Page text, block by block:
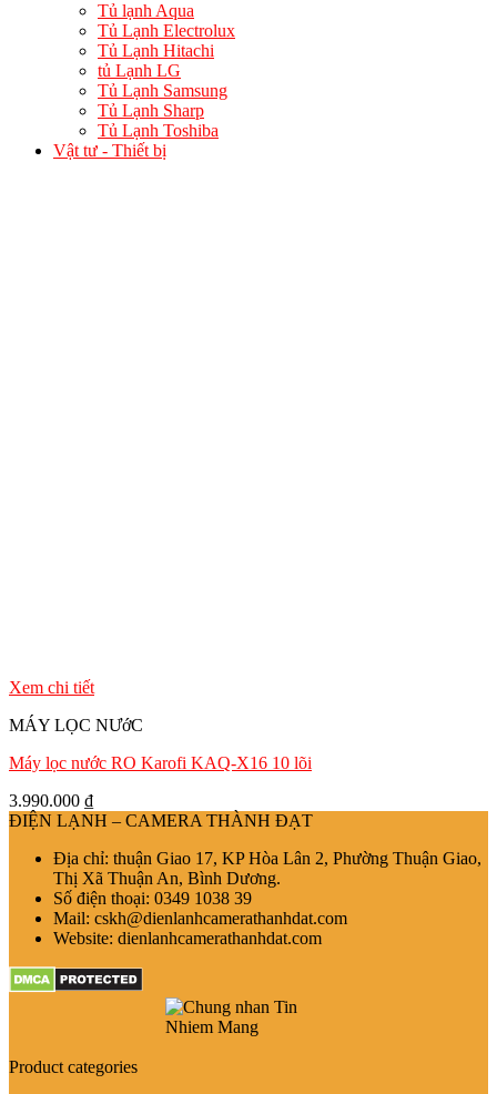
Tủ lạnh Aqua
Tủ Lạnh Electrolux
Tủ Lạnh Hitachi
tủ Lạnh LG
Tủ Lạnh Samsung
Tủ Lạnh Sharp
Tủ Lạnh Toshiba
Vật tư - Thiết bị
Xem chi tiết
MÁY LỌC NƯớC
Máy lọc nước RO Karofi KAQ-X16 10 lõi
3.990.000 ₫
ĐIỆN LẠNH – CAMERA THÀNH ĐẠT
Địa chỉ: thuận Giao 17, KP Hòa Lân 2, Phường Thuận Giao,
Thị Xã Thuận An, Bình Dương.
Số điện thoại: 0349 1038 39
Mail: cskh@dienlanhcamerathanhdat.com
Website: dienlanhcamerathanhdat.com
Product categories